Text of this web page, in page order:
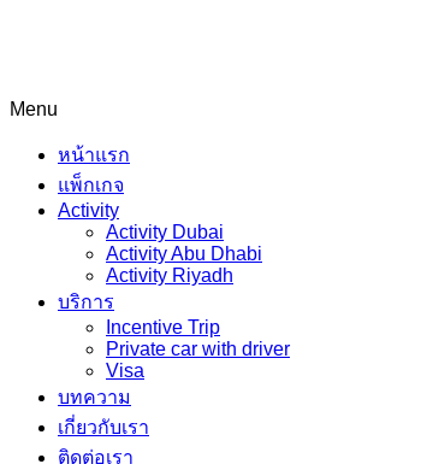
Menu
หน้าแรก
แพ็กเกจ
Activity
Activity Dubai
Activity Abu Dhabi
Activity Riyadh
บริการ
Incentive Trip
Private car with driver
Visa
บทความ
เกี่ยวกับเรา
ติดต่อเรา